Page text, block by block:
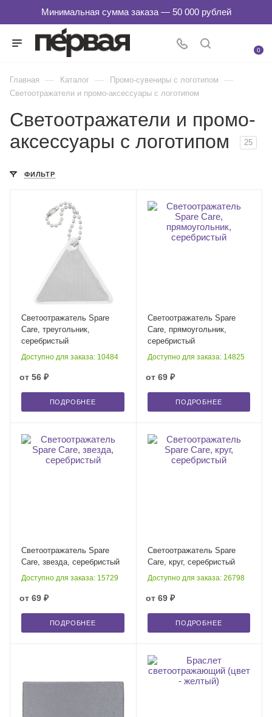
0
Главная — Каталог — Промо-сувениры с логотипом —
Светоотражатели и промо-аксессуары с логотипом
Светоотражатели и промо-
аксессуары с логотипом
25
ФИЛЬТР
Светоотражатель Spare
Care, треугольник,
серебристый
Доступно для заказа: 10484
от 56 ₽
ПОДРОБНЕЕ
Светоотражатель Spare
Care, прямоугольник,
серебристый
Доступно для заказа: 14825
от 69 ₽
ПОДРОБНЕЕ
Светоотражатель Spare
Care, звезда, серебристый
Доступно для заказа: 15729
от 69 ₽
ПОДРОБНЕЕ
Светоотражатель Spare
Care, круг, серебристый
Доступно для заказа: 26798
от 69 ₽
ПОДРОБНЕЕ